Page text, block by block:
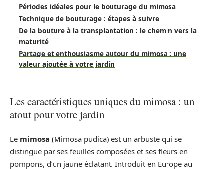
Périodes idéales pour le bouturage du mimosa
Technique de bouturage : étapes à suivre
De la bouture à la transplantation : le chemin vers la
maturité
Partage et enthousiasme autour du mimosa : une
valeur ajoutée à votre jardin
Les caractéristiques uniques du mimosa : un
atout pour votre jardin
Le mimosa (Mimosa pudica) est un arbuste qui se
distingue par ses feuilles composées et ses fleurs en
pompons, d’un jaune éclatant. Introduit en Europe au